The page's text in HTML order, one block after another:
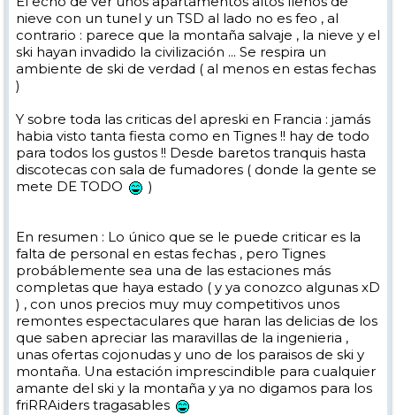
nieve con un tunel y un TSD al lado no es feo , al
contrario : parece que la montaña salvaje , la nieve y el
ski hayan invadido la civilización ... Se respira un
ambiente de ski de verdad ( al menos en estas fechas
)
Y sobre toda las criticas del apreski en Francia : jamás
habia visto tanta fiesta como en Tignes !! hay de todo
para todos los gustos !! Desde baretos tranquis hasta
discotecas con sala de fumadores ( donde la gente se
mete DE TODO
)
En resumen : Lo único que se le puede criticar es la
falta de personal en estas fechas , pero Tignes
probáblemente sea una de las estaciones más
completas que haya estado ( y ya conozco algunas xD
) , con unos precios muy muy competitivos unos
remontes espectaculares que haran las delicias de los
que saben apreciar las maravillas de la ingenieria ,
unas ofertas cojonudas y uno de los paraisos de ski y
montaña. Una estación imprescindible para cualquier
amante del ski y la montaña y ya no digamos para los
friRRAiders tragasables